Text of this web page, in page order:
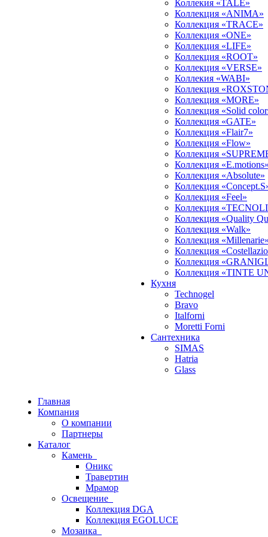
Коллекия «TALE»
Коллекция «ANIMA»
Коллекция «TRACE»
Коллекция «ONE»
Коллекция «LIFE»
Коллекция «ROOT»
Коллекция «VERSE»
Коллекия «WABI»
Коллекция
Коллекция «MORE»
Коллекция «Solid
Коллекция «GATE»
Коллекция «Flair7»
Коллекция «Flow»
Коллекция
Коллекция «E.motions»
Коллекция «Absolute»
Коллекция
Коллекция «Feel»
Коллекция
Коллекция «Quality
Коллекция «Walk»
Коллекция «Millenarie»
Коллекция
Коллекция
Коллекция «TINTE
Кухня
Technogel
Bravo
Italforni
Moretti Forni
Сантехника
SIMAS
Hatria
Glass
Главная
Компания
О компании
Партнеры
Каталог
Камень
Оникс
Травертин
Мрамор
Освещение
Коллекция DGA
Коллекция EGOLUCE
Мозаика